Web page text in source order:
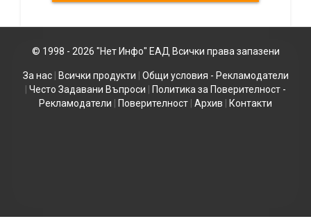
© 1998 - 2026 "Нет Инфо" ЕАД Всички права запазени
За нас| Всички продукти
Общи условия - Рекламодатели
Често Задавани Въпроси
Политика за Поверителност -
Рекламодатели
Поверителност Архив Контакти